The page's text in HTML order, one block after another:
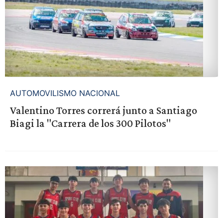
AUTOMOVILISMO NACIONAL
Valentino Torres correrá junto a Santiago
Biagi la "Carrera de los 300 Pilotos"